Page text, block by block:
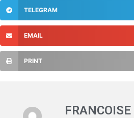
TELEGRAM
EMAIL
PRINT